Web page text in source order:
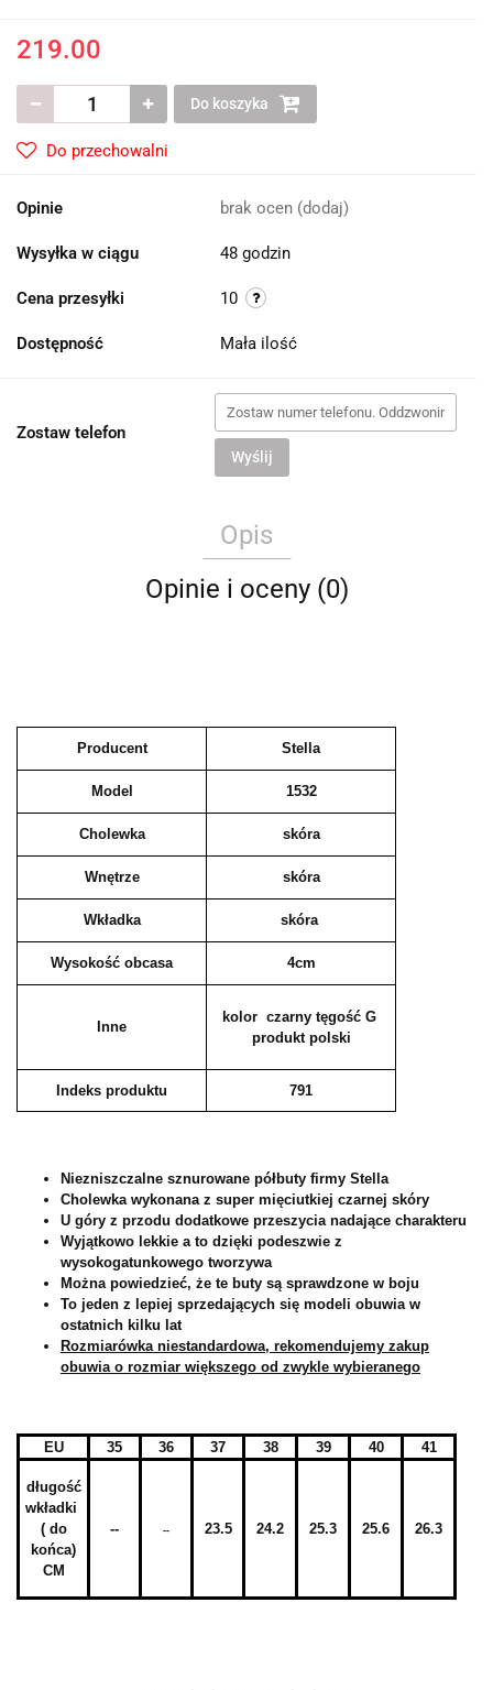
219.00
Do koszyka
Do przechowalni
Opinie brak ocen (dodaj)
Wysyłka w ciągu 48 godzin
Cena przesyłki 10
Dostępność Mała ilość
Zostaw telefon
Wyślij
Opis
Opinie i oceny (0)
Producent Stella
Model 1532
Cholewka skóra
Wnętrze skóra
Wkładka skóra
Wysokość obcasa 4cm
Inne
kolor czarny tęgość G
produkt polski
Indeks produktu 791
Niezniszczalne sznurowane półbuty firmy Stella
Cholewka wykonana z super mięciutkiej czarnej skóry
U góry z przodu dodatkowe przeszycia nadające charakteru
Wyjątkowo lekkie a to dzięki podeszwie z
wysokogatunkowego tworzywa
Można powiedzieć, że te buty są sprawdzone w boju
To jeden z lepiej sprzedających się modeli obuwia w
ostatnich kilku lat
Rozmiarówka niestandardowa, rekomendujemy zakup
obuwia o rozmiar większego od zwykle wybieranego
EU 35 36 37 38 39 40 41
długość
wkładki
( do
końca)
CM
-- -- 23.5 24.2 25.3 25.6 26.3